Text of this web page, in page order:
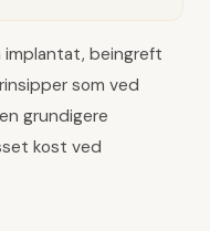
implantat, beingreft
som ved
grundigere
kost ved